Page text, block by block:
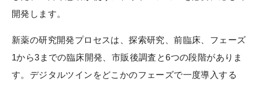
開発します。
新薬の研究開発プロセスは、探索研究、前臨床、フェーズ
1から3までの臨床開発、市販後調査と6つの段階がありま
す。デジタルツインをどこかのフェーズで一度導入する